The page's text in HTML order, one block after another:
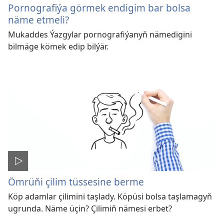
Pornografiýa görmek endigim bar bolsa
näme etmeli?
Mukaddes Ýazgylar pornografiýanyň nämedigini
bilmäge kömek edip bilýär.
Ömrüňi çilim tüssesine berme
Köp adamlar çilimini taşlady. Köpüsi bolsa taşlamagyň
ugrunda. Näme üçin? Çilimiň nämesi erbet?